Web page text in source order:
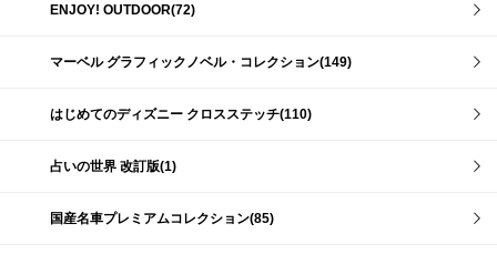
ENJOY! OUTDOOR(72)
マーベル グラフィックノベル・コレクション(149)
はじめてのディズニー クロスステッチ(110)
占いの世界 改訂版(1)
国産名車プレミアムコレクション(85)